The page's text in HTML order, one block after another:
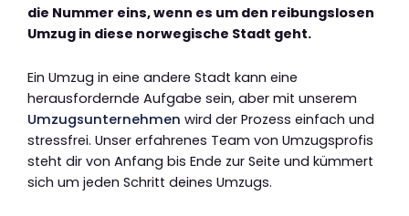
die Nummer eins, wenn es um den reibungslosen
Umzug in diese norwegische Stadt geht.
Ein Umzug in eine andere Stadt kann eine
herausfordernde Aufgabe sein, aber mit unserem
Umzugsunternehmen wird der Prozess einfach und
stressfrei. Unser erfahrenes Team von Umzugsprofis
steht dir von Anfang bis Ende zur Seite und kümmert
sich um jeden Schritt deines Umzugs.